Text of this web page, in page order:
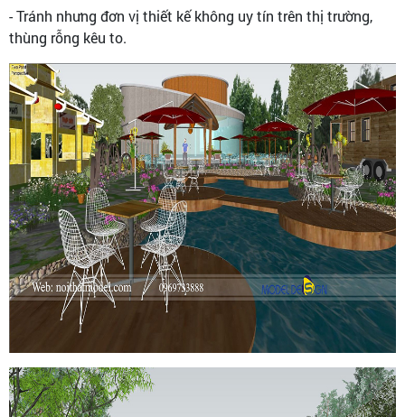
- Tránh nhưng đơn vị thiết kế không uy tín trên thị trường,
thùng rỗng kêu to.